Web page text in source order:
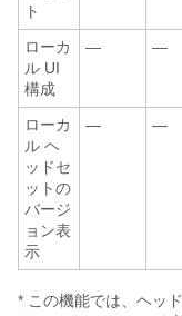
ト
ローカ
ル UI
構成
— —
ローカ
ル ヘ
ッドセ
ットの
バージ
ョン表
示
— —
* この機能では、ヘッ